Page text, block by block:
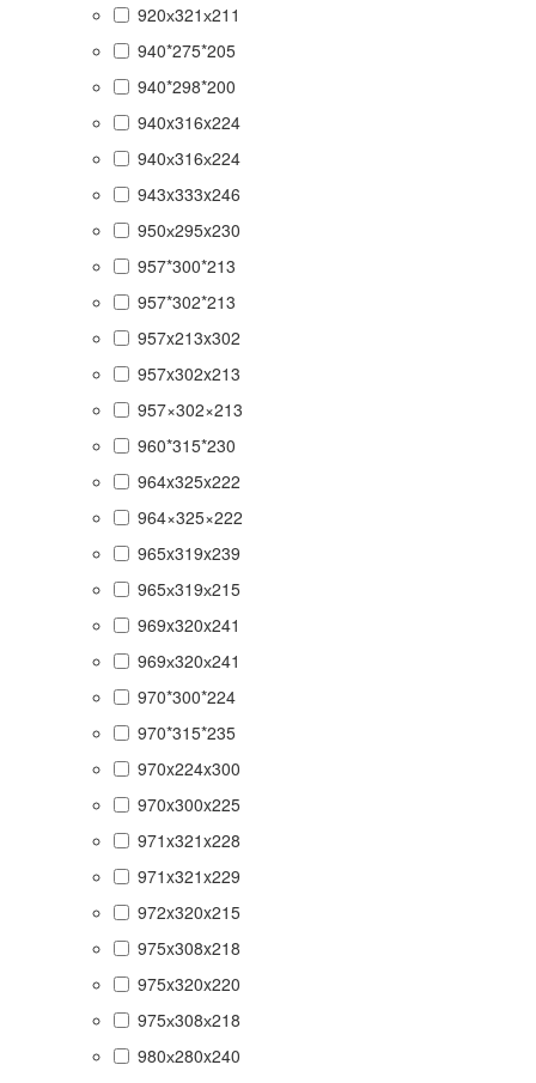
920х321х211
940*275*205
940*298*200
940x316x224
940х316х224
943x333x246
950х295x230
957*300*213
957*302*213
957x213x302
957x302x213
957×302×213
960*315*230
964x325x222
964×325×222
965x319x239
965х319х215
969x320x241
969х320х241
970*300*224
970*315*235
970x224x300
970x300x225
971x321x228
971x321x229
972x320x215
975x308x218
975x320x220
975х308х218
980х280x240